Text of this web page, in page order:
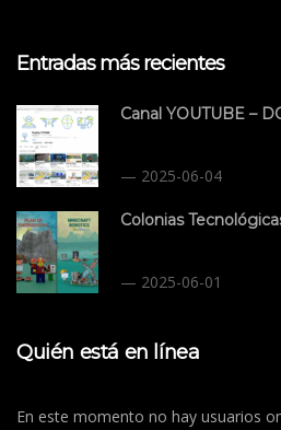
Entradas más recientes
Canal YOUTUBE –
2025-06-04
Colonias
2025-06-01
Quién está en línea
En este momento no hay usuarios